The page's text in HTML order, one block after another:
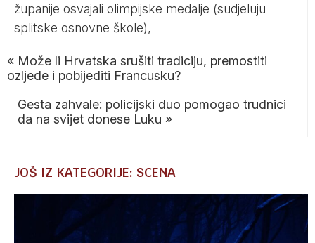
županije osvajali olimpijske medalje (sudjeluju
splitske osnovne škole),
« Može li Hrvatska srušiti tradiciju, premostiti
ozljede i pobijediti Francusku?
Gesta zahvale: policijski duo pomogao trudnici
da na svijet donese Luku »
JOŠ IZ KATEGORIJE: SCENA